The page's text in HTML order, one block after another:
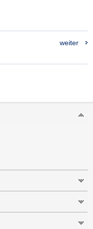
weiter